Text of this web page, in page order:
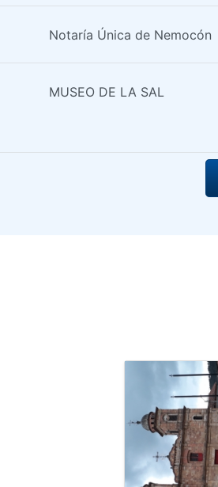
Notaría Única de Nemocón
MUSEO DE LA SAL